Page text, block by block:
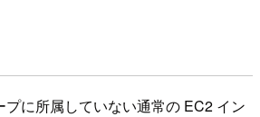
に所属していない通常の EC2 イン